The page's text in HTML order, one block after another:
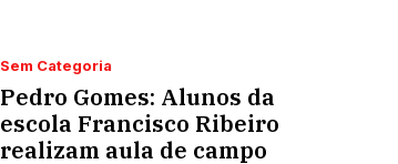
Sem Categoria
Pedro Gomes: Alunos da
escola Francisco Ribeiro
realizam aula de campo